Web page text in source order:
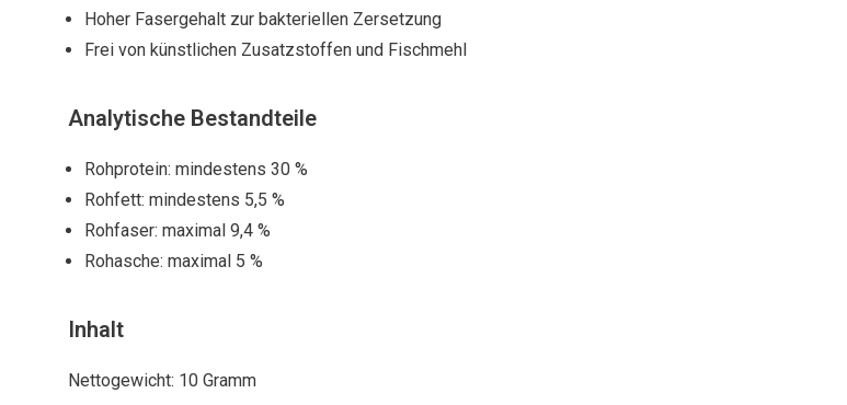
Hoher Fasergehalt zur bakteriellen Zersetzung
Frei von künstlichen Zusatzstoffen und Fischmehl
Analytische Bestandteile
Rohprotein: mindestens 30 %
Rohfett: mindestens 5,5 %
Rohfaser: maximal 9,4 %
Rohasche: maximal 5 %
Inhalt
Nettogewicht: 10 Gramm